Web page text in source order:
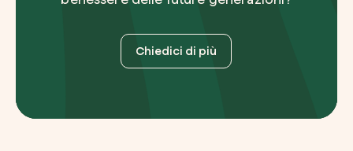
Chiedici di più